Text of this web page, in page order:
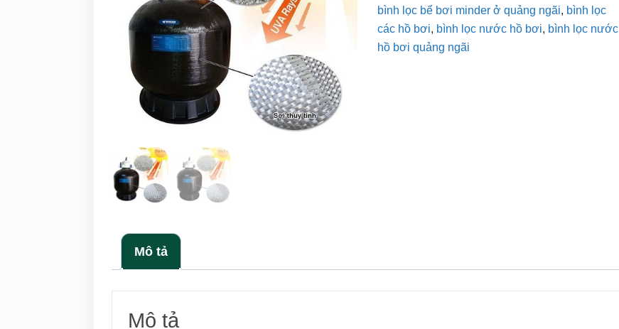
bình lọc bể bơi minder ở quảng ngãi, bình lọc
các hồ bơi, bình lọc nước hồ bơi, bình lọc nước
hồ bơi quảng ngãi
Mô tả
Mô tả